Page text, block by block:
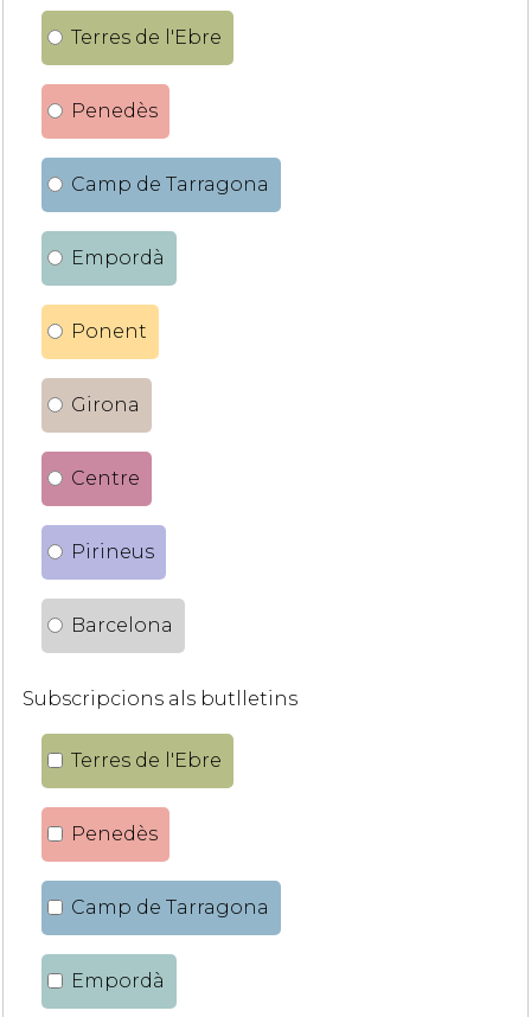
Terres de l'Ebre
Penedès
Camp de Tarragona
Empordà
Ponent
Girona
Centre
Pirineus
Barcelona
Subscripcions als butlletins
Terres de l'Ebre
Penedès
Camp de Tarragona
Empordà